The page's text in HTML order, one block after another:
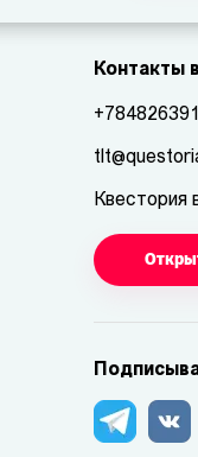
Контакты
Квестория